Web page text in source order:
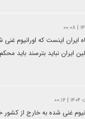
ایران اینست که اورانیوم غنی
ایران نباید بترسند باید محکم
غنی شده به خارج از کشور